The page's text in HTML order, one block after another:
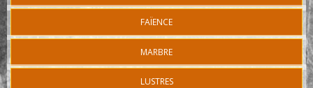
FAÏENCE
MARBRE
LUSTRES